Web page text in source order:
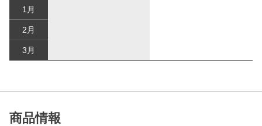
1月
2月
3月
商品情報